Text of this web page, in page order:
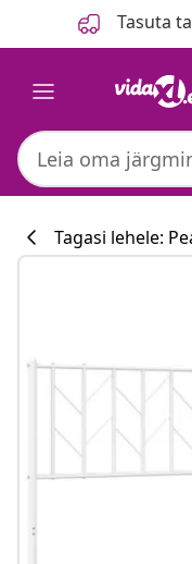
Tasuta
Tagasi lehele: